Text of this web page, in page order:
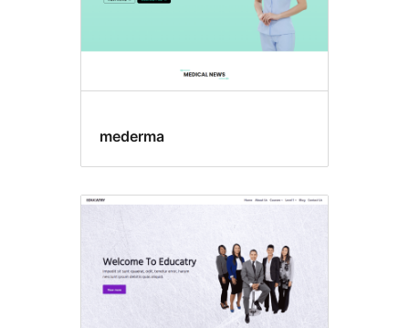
mederma